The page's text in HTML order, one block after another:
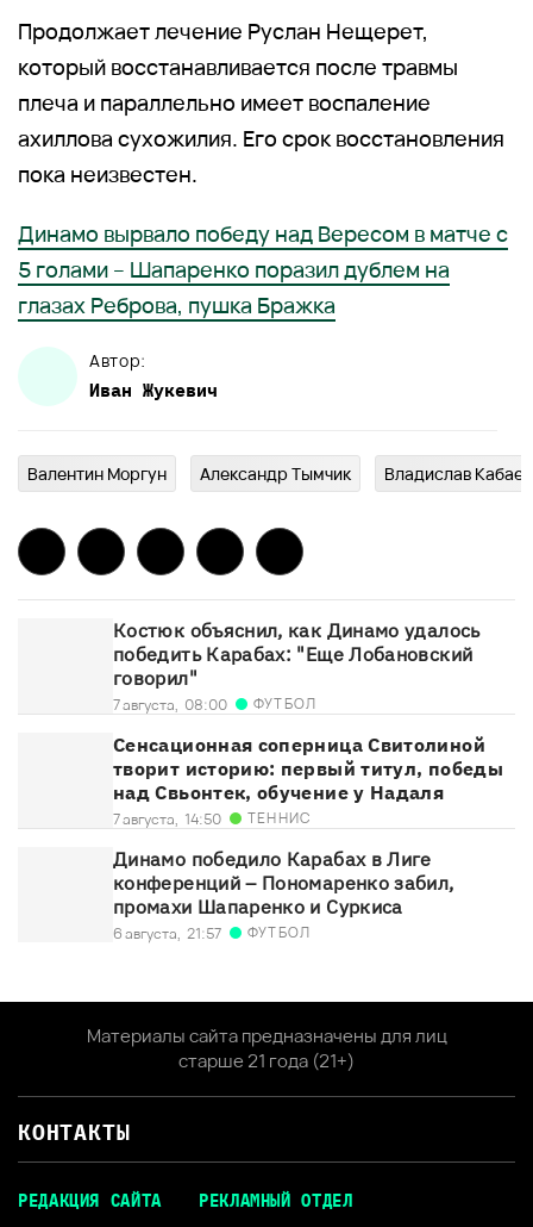
Продолжает лечение Руслан Нещерет,
который восстанавливается после травмы
плеча и параллельно имеет воспаление
ахиллова сухожилия. Его срок восстановления
пока неизвестен.
Динамо вырвало победу над Вересом в матче с
5 голами – Шапаренко поразил дублем на
глазах Реброва, пушка Бражка
Автор:
Иван Жукевич
Валентин Моргун Александр Тымчик Владислав Кабаев
Костюк объяснил, как Динамо удалось
победить Карабах: "Еще Лобановский
говорил"
7 августа, 08:00 ФУТБОЛ
Сенсационная соперница Свитолиной
творит историю: первый титул, победы
над Свьонтек, обучение у Надаля
7 августа, 14:50 ТЕННИС
Динамо победило Карабах в Лиге
конференций – Пономаренко забил,
промахи Шапаренко и Суркиса
6 августа, 21:57 ФУТБОЛ
Материалы сайта предназначены для лиц
старше 21 года (21+)
КОНТАКТЫ
РЕДАКЦИЯ САЙТА РЕКЛАМНЫЙ ОТДЕЛ